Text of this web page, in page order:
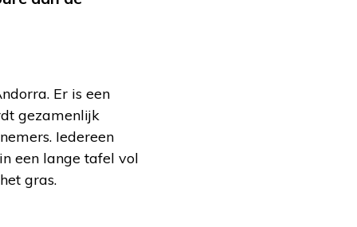
Er is een
gezamenlijk
Iedereen
een lange tafel vol
gras.